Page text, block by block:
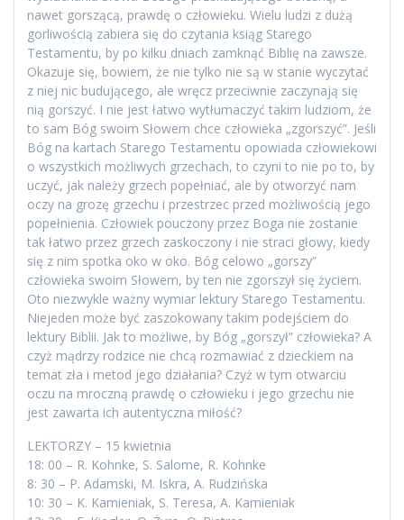
nawet gorszącą, prawdę o człowieku. Wielu ludzi z dużą
gorliwością zabiera się do czytania ksiąg Starego
Testamentu, by po kilku dniach zamknąć Biblię na zawsze.
Okazuje się, bowiem, że nie tylko nie są w stanie wyczytać
z niej nic budującego, ale wręcz przeciwnie zaczynają się
nią gorszyć. I nie jest łatwo wytłumaczyć takim ludziom, że
to sam Bóg swoim Słowem chce człowieka „zgorszyć”. Jeśli
Bóg na kartach Starego Testamentu opowiada człowiekowi
o wszystkich możliwych grzechach, to czyni to nie po to, by
uczyć, jak należy grzech popełniać, ale by otworzyć nam
oczy na grozę grzechu i przestrzec przed możliwością jego
popełnienia. Człowiek pouczony przez Boga nie zostanie
tak łatwo przez grzech zaskoczony i nie straci głowy, kiedy
się z nim spotka oko w oko. Bóg celowo „gorszy”
człowieka swoim Słowem, by ten nie zgorszył się życiem.
Oto niezwykle ważny wymiar lektury Starego Testamentu.
Niejeden może być zaszokowany takim podejściem do
lektury Biblii. Jak to możliwe, by Bóg „gorszył” człowieka? A
czyż mądrzy rodzice nie chcą rozmawiać z dzieckiem na
temat zła i metod jego działania? Czyż w tym otwarciu
oczu na mroczną prawdę o człowieku i jego grzechu nie
jest zawarta ich autentyczna miłość?
LEKTORZY – 15 kwietnia
18: 00 – R. Kohnke, S. Salome, R. Kohnke
8: 30 – P. Adamski, M. Iskra, A. Rudzińska
10: 30 – K. Kamieniak, S. Teresa, A. Kamieniak